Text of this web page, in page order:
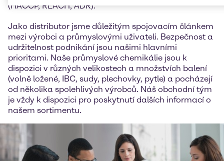
(HACCP, REACH, ADR).
Jako distributor jsme důležitým spojovacím článkem
mezi výrobci a průmyslovými uživateli. Bezpečnost a
udržitelnost podnikání jsou našimi hlavními
prioritami. Naše průmyslové chemikálie jsou k
dispozici v různých velikostech a množstvích balení
(volně ložené, IBC, sudy, plechovky, pytle) a pocházejí
od několika spolehlivých výrobců. Náš obchodní tým
je vždy k dispozici pro poskytnutí dalších informací o
našem sortimentu.